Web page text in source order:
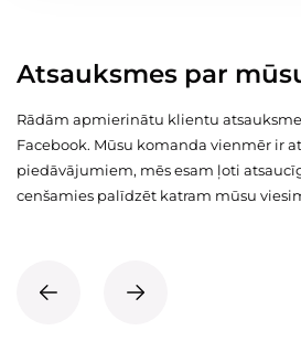
Atsauksmes par
Rādām apmierinātu klientu
Facebook. Mūsu komanda vienmēr ir
piedāvājumiem, mēs esam ļoti
cenšamies palīdzēt katram mūsu